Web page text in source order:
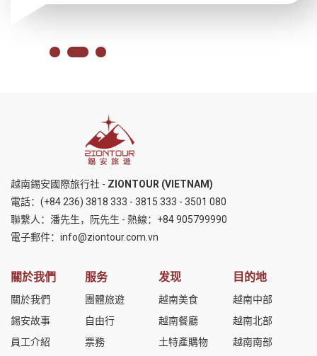
越南錫安國際旅行社 - ZIONTOUR (VIETNAM)
電話： (+84 236) 3818 333 - 3815 333 - 3501 080
聯繫人：潘先生，阮先生 - 熱線： +84 905799990
電子郵件： info@ziontour.com.vn
關於我們
關於我們
錫安故事
員工介紹
服务
團體旅遊
自由行
票務
发现
越南美食
越南餐廳
土特產購物
目的地
越南中部
越南北部
越南南部